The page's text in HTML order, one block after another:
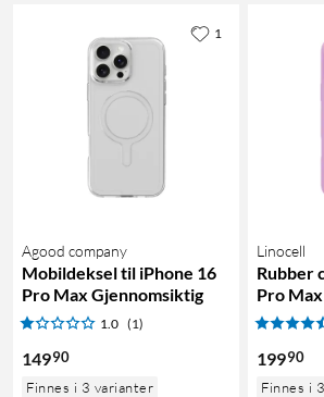
Agood company
Mobildeksel til iPhone 16
Pro Max Gjennomsiktig
1.0 (1)
14990
Finnes i 3 varianter
1
Linocell
Rubber
Pro Max
19990
Finnes i